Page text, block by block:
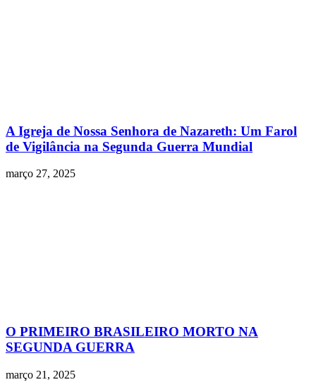
A Igreja de Nossa Senhora de Nazareth: Um Farol
de Vigilância na Segunda Guerra Mundial
março 27, 2025
O PRIMEIRO BRASILEIRO MORTO NA
SEGUNDA GUERRA
março 21, 2025